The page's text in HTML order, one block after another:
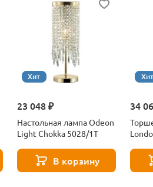
Хит
23 048 ₽
Настольная лампа Odeon
Light Chokka 5028/1T
В корзину
Хит
34